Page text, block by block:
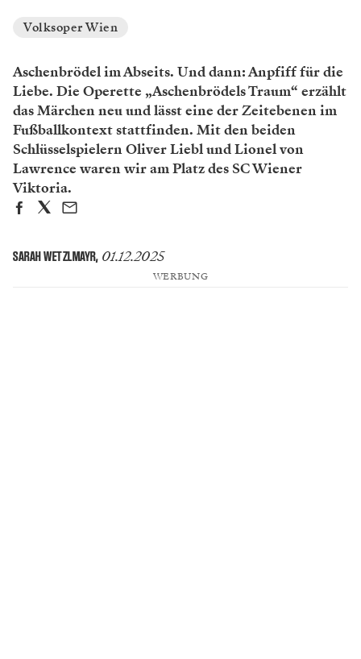
Volksoper Wien
Aschenbrödel im Abseits. Und dann: Anpfiff für die
Liebe. Die Operette „Aschenbrödels Traum“ erzählt
das Märchen neu und lässt eine der Zeitebenen im
Fußballkontext stattfinden. Mit den beiden
Schlüsselspielern Oliver Liebl und Lionel von
Lawrence waren wir am Platz des SC Wiener
Viktoria.
SARAH WETZLMAYR, 01.12.2025
WERBUNG